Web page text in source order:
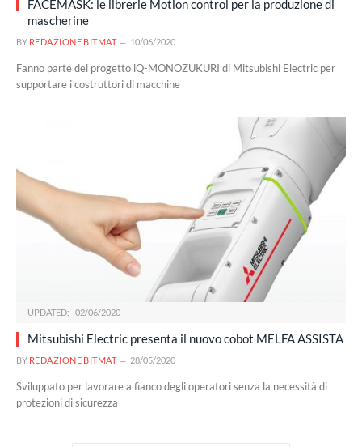
FACEMASK: le librerie Motion control per la produzione di
mascherine
BY REDAZIONE BITMAT 10/06/2020
Fanno parte del progetto iQ-MONOZUKURI di Mitsubishi Electric per
supportare i costruttori di macchine
UPDATED: 02/06/2020
Mitsubishi Electric presenta il nuovo cobot MELFA ASSISTA
BY REDAZIONE BITMAT 28/05/2020
Sviluppato per lavorare a fianco degli operatori senza la necessità di
protezioni di sicurezza